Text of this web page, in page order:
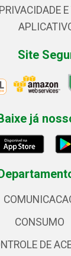
Site
Baixe já
CONSUMO
DE